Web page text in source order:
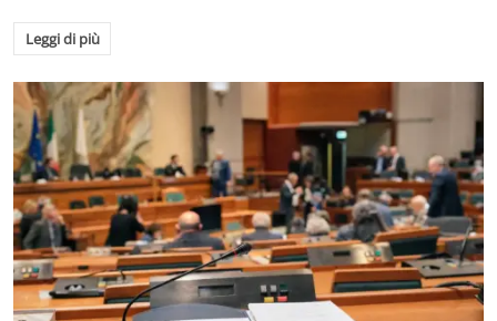
Leggi di più